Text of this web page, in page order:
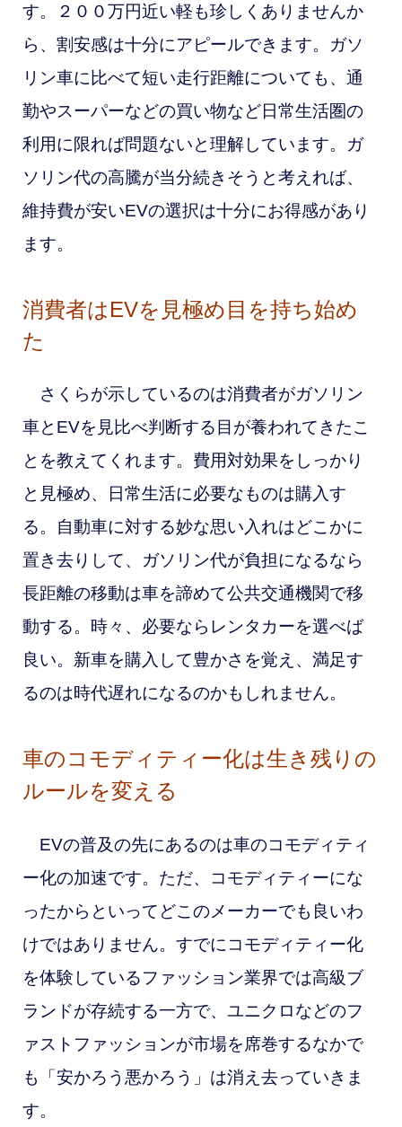
す。２００万円近い軽も珍しくありませんか
ら、割安感は十分にアピールできます。ガソ
リン車に比べて短い走行距離についても、通
勤やスーパーなどの買い物など日常生活圏の
利用に限れば問題ないと理解しています。ガ
ソリン代の高騰が当分続きそうと考えれば、
維持費が安いEVの選択は十分にお得感があり
ます。
消費者はEVを見極め目を持ち始め
た
さくらが示しているのは消費者がガソリン
車とEVを見比べ判断する目が養われてきたこ
とを教えてくれます。費用対効果をしっかり
と見極め、日常生活に必要なものは購入す
る。自動車に対する妙な思い入れはどこかに
置き去りして、ガソリン代が負担になるなら
長距離の移動は車を諦めて公共交通機関で移
動する。時々、必要ならレンタカーを選べば
良い。 新車を購入して豊かさを覚え、満足す
るのは時代遅れになるのかもしれません。
車のコモディティー化は生き残りの
ルールを変える
EVの普及の先にあるのは車のコモディティ
ー化の加速です。ただ、コモディティーにな
ったからといってどこのメーカーでも良いわ
けではありません。すでにコモディティー化
を体験しているファッション業界では高級ブ
ランドが存続する一方で、ユニクロなどのフ
ァストファッションが市場を席巻するなかで
も「安かろう悪かろう」は消え去っていきま
す。